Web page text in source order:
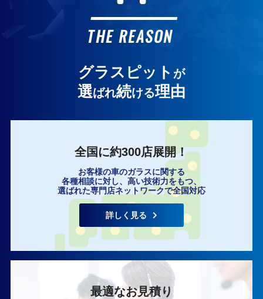
THE REASON
グラスピット が
選ばれ続ける理由
全国に約300店展開！
お客様の車のガラスに関する
各種相談に対し、高い技術力をもつ、
選ばれた専門店ネットワークで全国対応
詳しく見る
最適なお見積り